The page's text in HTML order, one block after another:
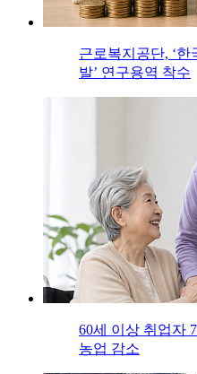
근로복지공단, ‘
발’ 연구용역 착수
60세 이상 취업자
농업 감소